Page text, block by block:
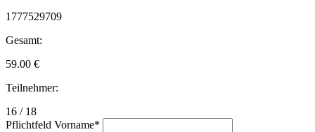
1777529709
Gesamt:
59.00 €
Teilnehmer:
16 / 18
Pflichtfeld Vorname*